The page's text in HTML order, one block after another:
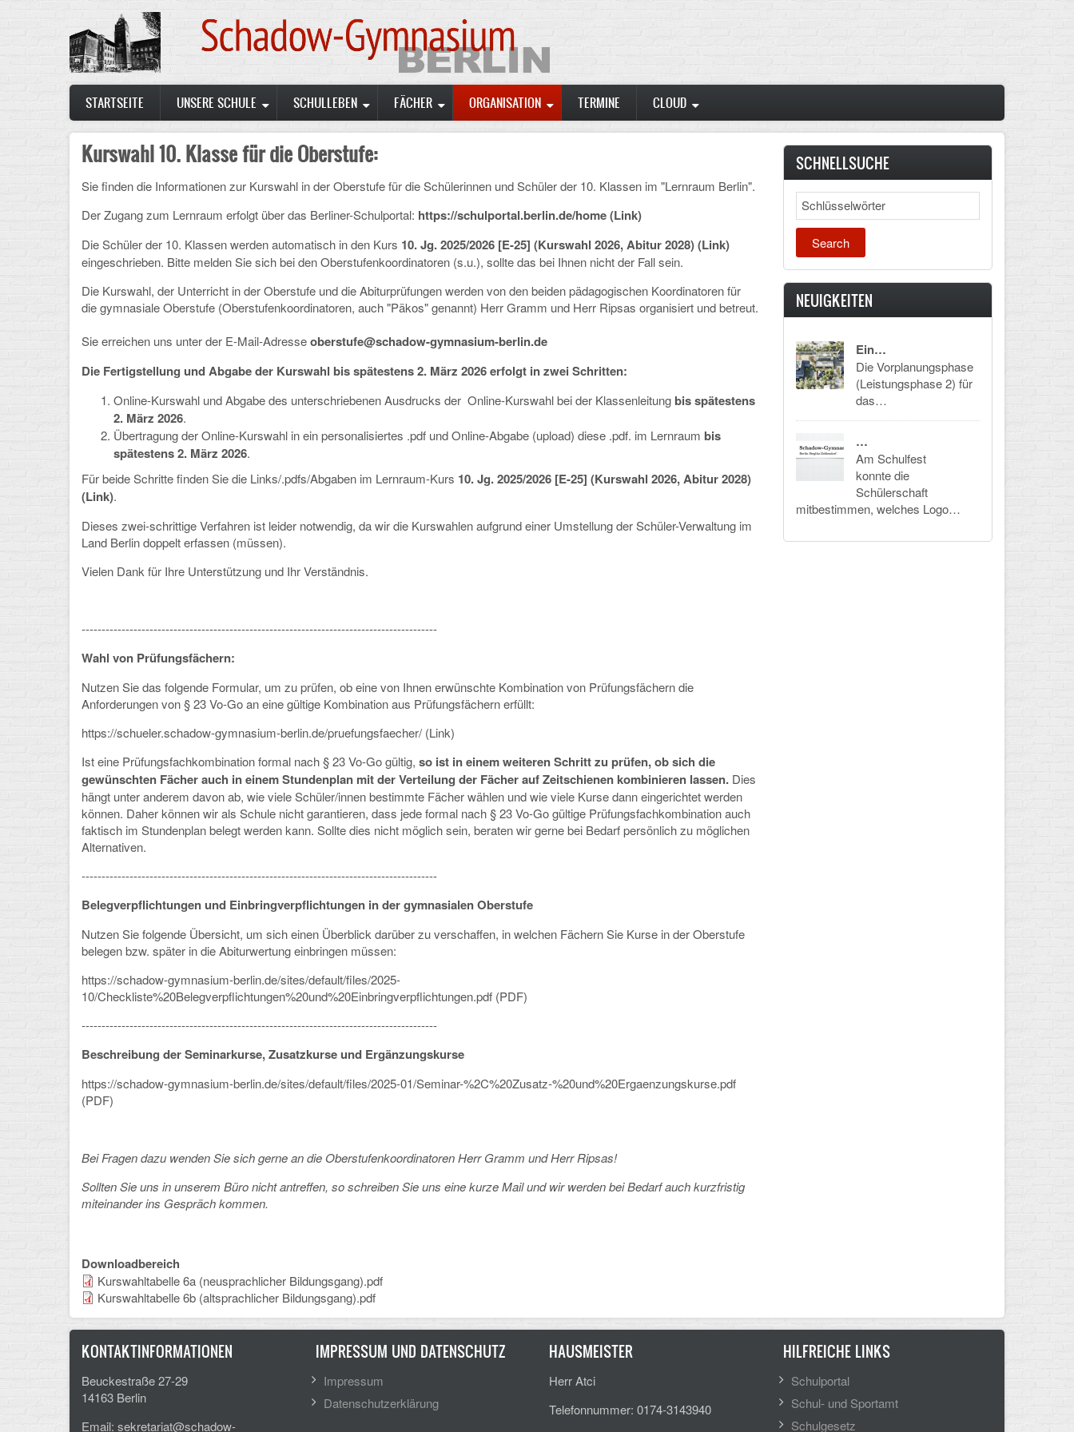
Main
navigation
STARTSEITE UNSERE SCHULE SCHULLEBEN FÄCHER ORGANISATION TERMINE CLOUD
Kurswahl 10. Klasse für die Oberstufe:
Sie finden die Informationen zur Kurswahl in der Oberstufe für die Schülerinnen und Schüler der 10. Klassen im "Lernraum Berlin".
Der Zugang zum Lernraum erfolgt über das Berliner-Schulportal: https://schulportal.berlin.de/home(Link)
Die Schüler der 10. Klassen werden automatisch in den Kurs 10. Jg. 2025/2026 [E-25] (Kurswahl 2026, Abitur 2028) (Link)
eingeschrieben. Bitte melden Sie sich bei den Oberstufenkoordinatoren (s.u.), sollte das bei Ihnen nicht der Fall sein.
Die Kurswahl, der Unterricht in der Oberstufe und die Abiturprüfungen werden von den beiden pädagogischen Koordinatoren für
die gymnasiale Oberstufe (Oberstufenkoordinatoren, auch "Päkos" genannt) Herr Gramm und Herr Ripsas organisiert und betreut.
Sie erreichen uns unter der E-Mail-Adresseoberstufe@schadow-gymnasium-berlin.de
Die Fertigstellung und Abgabe der Kurswahl bis spätestens 2. März 2026 erfolgt in zwei Schritten:
Online-Kurswahl und Abgabe des unterschriebenen Ausdrucks der Online-Kurswahl bei der Klassenleitung bis spätestens
2. März 2026.
Übertragung der Online-Kurswahl in ein personalisiertes .pdf und Online-Abgabe (upload) diese .pdf. im Lernraum bis
spätestens 2. März 2026.
Für beide Schritte finden Sie die Links/.pdfs/Abgaben im Lernraum-Kurs 10. Jg. 2025/2026 [E-25] (Kurswahl 2026, Abitur 2028)
(Link).
Dieses zwei-schrittige Verfahren ist leider notwendig, da wir die Kurswahlen aufgrund einer Umstellung der Schüler-Verwaltung im
Land Berlin doppelt erfassen (müssen).
Vielen Dank für Ihre Unterstützung und Ihr Verständnis.
-----------------------------------------------------------------------------------------
Wahl von Prüfungsfächern:
Nutzen Sie das folgende Formular, um zu prüfen, ob eine von Ihnen erwünschte Kombination von Prüfungsfächern die
Anforderungen von§ 23 Vo-Goan eine gültige Kombination aus Prüfungsfächern erfüllt:
https://schueler.schadow-gymnasium-berlin.de/pruefungsfaecher/ (Link)
Ist eine Prüfungsfachkombination formal nach § 23 Vo-Go gültig, so ist in einem weiteren Schritt zu prüfen, ob sich die
gewünschten Fächer auch in einem Stundenplan mit der Verteilung der Fächer auf Zeitschienen kombinieren lassen. Dies
hängt unter anderem davon ab, wie viele Schüler/innen bestimmte Fächer wählen und wie viele Kurse dann eingerichtet werden
können. Daher können wir als Schule nicht garantieren, dass jede formal nach § 23 Vo-Go gültige Prüfungsfachkombination auch
faktisch im Stundenplan belegt werden kann. Sollte dies nicht möglich sein, beraten wir gerne bei Bedarf persönlich zu möglichen
Alternativen.
-----------------------------------------------------------------------------------------
Belegverpflichtungen und Einbringverpflichtungen in der gymnasialen Oberstufe
Nutzen Sie folgende Übersicht, um sich einen Überblick darüber zu verschaffen, in welchen Fächern Sie Kurse in der Oberstufe
belegen bzw. später in die Abiturwertung einbringen müssen:
https://schadow-gymnasium-berlin.de/sites/default/files/2025-
10/Checkliste%20Belegverpflichtungen%20und%20Einbringverpflichtungen.pdf (PDF)
-----------------------------------------------------------------------------------------
Beschreibung der Seminarkurse, Zusatzkurse und Ergänzungskurse
https://schadow-gymnasium-berlin.de/sites/default/files/2025-01/Seminar-%2C%20Zusatz-%20und%20Ergaenzungskurse.pdf
(PDF)
Bei Fragen dazu wenden Sie sich gerne an die Oberstufenkoordinatoren Herr Gramm und Herr Ripsas!
Sollten Sie uns in unserem Büro nicht antreffen, so schreiben Sie uns eine kurze Mail und wir werden bei Bedarf auch kurzfristig
miteinander ins Gespräch kommen.
Downloadbereich
Kurswahltabelle 6a (neusprachlicher Bildungsgang).pdf
Kurswahltabelle 6b (altsprachlicher Bildungsgang).pdf
SCHNELLSUCHE
Search
NEUIGKEITEN
Ein…
Die Vorplanungsphase
(Leistungsphase 2) für
das…
…
Am Schulfest
konnte die
Schülerschaft
mitbestimmen, welches Logo…
KONTAKTINFORMATIONEN
Beuckestraße 27-29
14163 Berlin
Email: sekretariat@schadow-
IMPRESSUM UND DATENSCHUTZ
Impressum
Datenschutzerklärung
HAUSMEISTER
Herr Atci
Telefonnummer: 0174-3143940
HILFREICHE LINKS
Schulportal
Schul- und Sportamt
Schulgesetz